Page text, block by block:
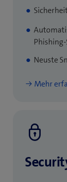
Neuste
Mehr